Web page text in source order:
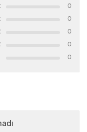
0
0
0
0
0